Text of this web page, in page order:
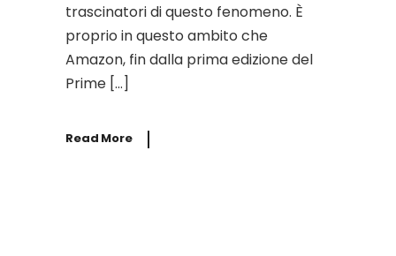
trascinatori di questo fenomeno. È
proprio in questo ambito che
Amazon, fin dalla prima edizione del
Prime […]
Read More